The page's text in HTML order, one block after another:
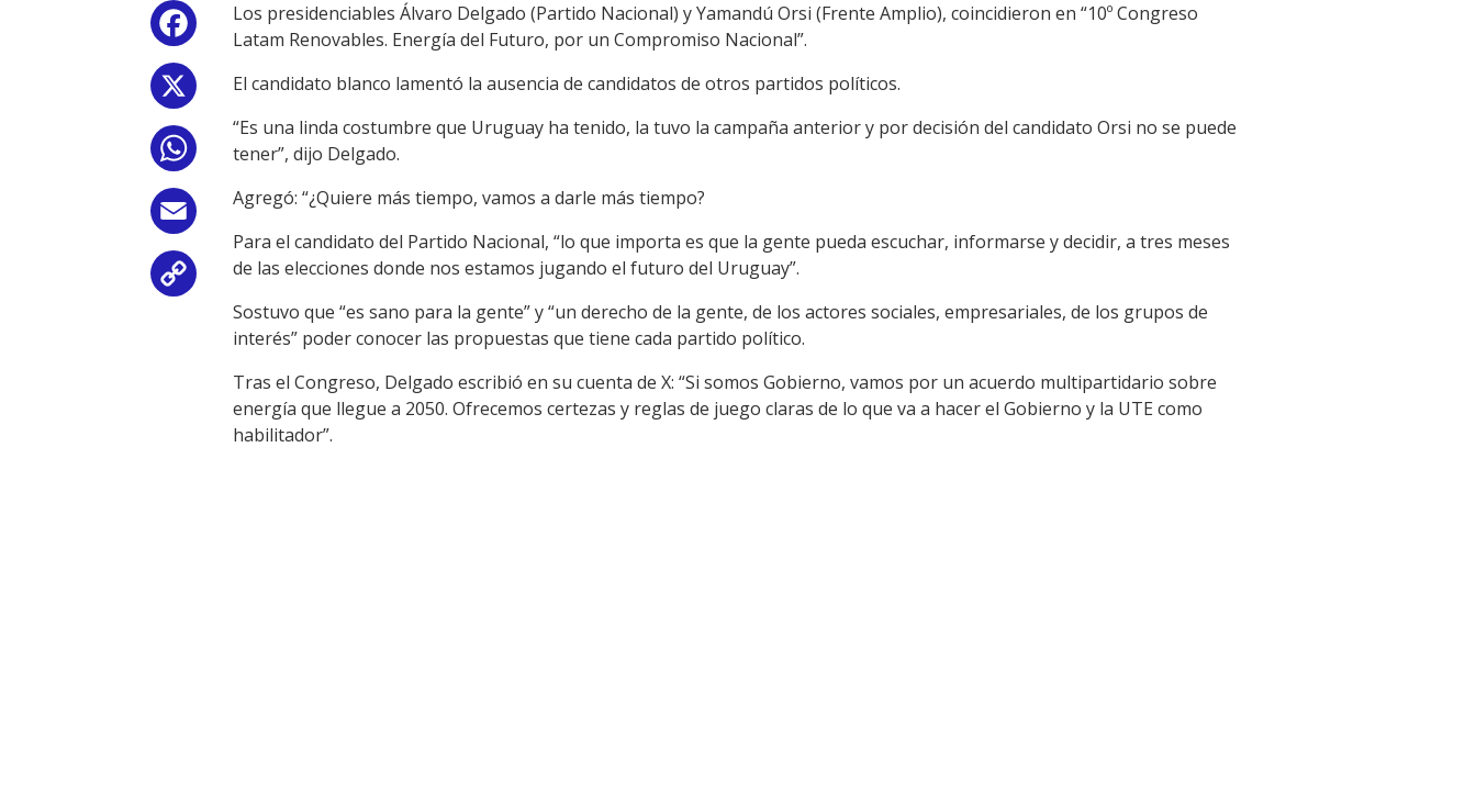
Facebook
WhatsApp
Copy
Link
Los presidenciables Álvaro Delgado (Partido Nacional) y Yamandú Orsi (Frente Amplio), coincidieron en “10º Congreso
Latam Renovables. Energía del Futuro, por un Compromiso Nacional”.
El candidato blanco lamentó la ausencia de candidatos de otros partidos políticos.
“Es una linda costumbre que Uruguay ha tenido, la tuvo la campaña anterior y por decisión del candidato Orsi no se puede
tener”, dijo Delgado.
Agregó: “¿Quiere más tiempo, vamos a darle más tiempo?
Para el candidato del Partido Nacional, “lo que importa es que la gente pueda escuchar, informarse y decidir, a tres meses
de las elecciones donde nos estamos jugando el futuro del Uruguay”.
Sostuvo que “es sano para la gente” y “un derecho de la gente, de los actores sociales, empresariales, de los grupos de
interés” poder conocer las propuestas que tiene cada partido político.
Tras el Congreso, Delgado escribió en su cuenta de X: “Si somos Gobierno, vamos por un acuerdo multipartidario sobre
energía que llegue a 2050. Ofrecemos certezas y reglas de juego claras de lo que va a hacer el Gobierno y la UTE como
habilitador”.